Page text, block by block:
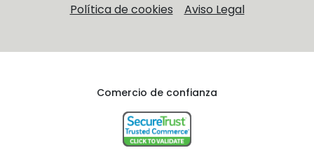
Política de cookies
Aviso Legal
Comercio de confianza